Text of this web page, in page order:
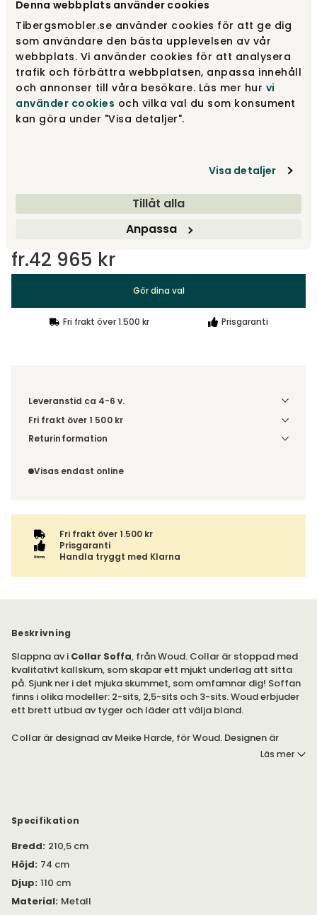
Denna webbplats använder cookies
Tibergsmobler.se använder cookies för att ge dig
som användare den bästa upplevelsen av vår
webbplats. Vi använder cookies för att analysera
trafik och förbättra webbplatsen, anpassa innehåll
och annonser till våra besökare. Läs mer hur vi
använder cookies och vilka val du som konsument
kan göra under "Visa detaljer".
Visa detaljer
Tillåt alla
Anpassa
2,5-sits fr.49 065 kr
3-sits
fr.42 965 kr
Gör dina val
Fri frakt över 1.500 kr Prisgaranti
Leveranstid ca 4-6 v.
Fri frakt över 1 500 kr
Välj utförande via 'Gör dina val' för fraktinformation på din
Returinformation
inte av ångerrätten.
Visas endast online
Fri frakt över 1.500 kr
Prisgaranti
Handla tryggt med Klarna
Beskrivning
Slappna av i Collar Soffa, från Woud. Collar är stoppad med
kvalitativt kallskum, som skapar ett mjukt underlag att sitta
på. Sjunk ner i det mjuka skummet, som omfamnar dig! Soffan
finns i olika modeller: 2-sits, 2,5-sits och 3-sits. Woud erbjuder
ett brett utbud av tyger och läder att välja bland.
Collar är designad av Meike Harde, för Woud. Designen är
Läs mer
Specifikation
Bredd: 210,5 cm
Höjd: 74 cm
Djup: 110 cm
Material: Metall